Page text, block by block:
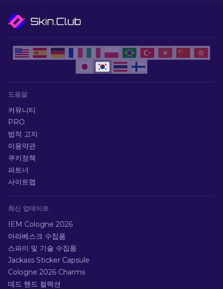
도움말
커뮤니티
PRO
법적 고지
이용약관
쿠키정책
파트너
사이트맵
최신 업데이트
IEM Cologne 2026
아라베스크 수집품
스파이 및 기술 수집품
Jackass Sticker Capsule
Cologne 2026 Charms
데드 핸드 컬렉션